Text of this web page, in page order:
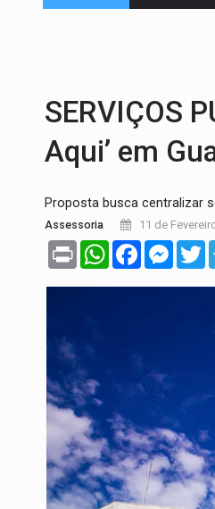
VÍDEO:
VÍDEO:
AÇÃO
SERVIÇOS
Aqui’ em
Proposta busca centralizar
Assessoria 11 de
Print WhatsAppFacebook